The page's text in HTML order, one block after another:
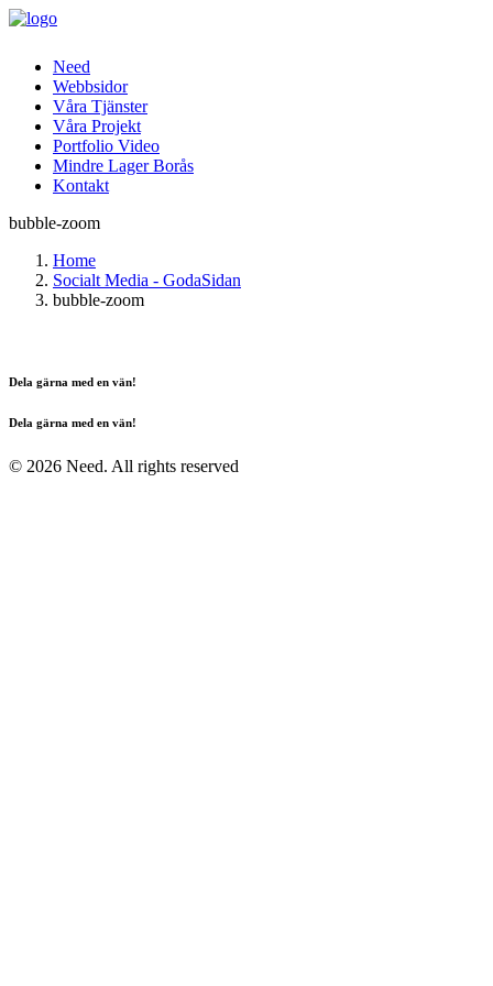
Need
Webbsidor
Våra Tjänster
Våra Projekt
Portfolio Video
Mindre Lager Borås
Kontakt
bubble-zoom
Home
Socialt Media - GodaSidan
bubble-zoom
Dela gärna med en vän!
Dela gärna med en vän!
© 2026 Need. All rights reserved